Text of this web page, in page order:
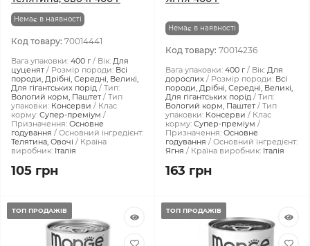
Немає в наявності
Код товару: 70014441
Вага упаковки: 400 г Вік: Для
цуценят
Розмір породи: Всі
породи, Дрібні, Середні, Великі,
Для гігантських порід
Тип:
Вологий корм, Паштет
Тип
упаковки: Консерви
Клас
корму: Супер-преміум
Призначення: Основне
годування
Основний інгредієнт:
Телятина, Овочі
Країна
виробник: Італія
105 грн
Немає в наявності
Код товару: 70014236
Вага упаковки: 400 г Вік: Для
дорослих
Розмір породи: Всі
породи, Дрібні, Середні, Великі,
Для гігантських порід
Тип:
Вологий корм, Паштет
Тип
упаковки: Консерви
Клас
корму: Супер-преміум
Призначення: Основне
годування
Основний інгредієнт:
Ягня
Країна виробник: Італія
163 грн
ТОП ПРОДАЖІВ ТОП ПРОДАЖІВ